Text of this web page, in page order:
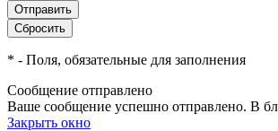
* - Поля, обязательные для заполнения
Сообщение отправлено
Ваше сообщение успешно отправлено. В
Закрыть окно